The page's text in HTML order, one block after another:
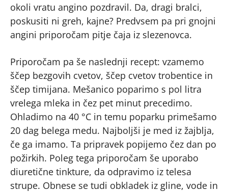
okoli vratu angino pozdravil. Da, dragi bralci,
poskusiti ni greh, kajne? Predvsem pa pri gnojni
angini priporočam pitje čaja iz slezenovca.
Priporočam pa še naslednji recept: vzamemo
ščep bezgovih cvetov, ščep cvetov trobentice in
ščep timijana. Mešanico poparimo s pol litra
vrelega mleka in čez pet minut precedimo.
Ohladimo na 40 °C in temu poparku primešamo
20 dag belega medu. Najboljši je med iz žajblja,
če ga imamo. Ta pripravek popijemo čez dan po
požirkih. Poleg tega priporočam še uporabo
diuretične tinkture, da odpravimo iz telesa
strupe. Obnese se tudi obkladek iz gline, vode in